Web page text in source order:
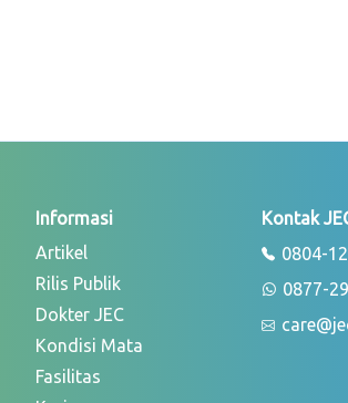
Informasi
Artikel
Rilis Publik
Dokter JEC
Kondisi Mata
Fasilitas
Kontak
0804-
0877-